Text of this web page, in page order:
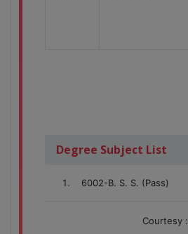
Degree Subject List
6002-B. S. S. (Pass)
Courtesy :